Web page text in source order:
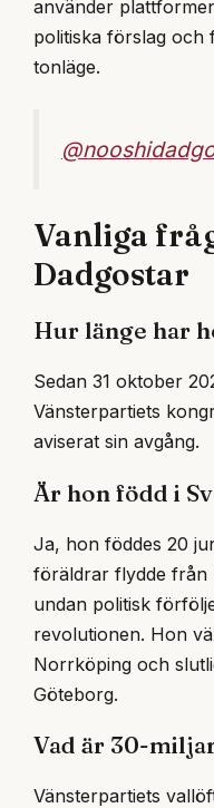
använder
politiska förslag och
tonläge.
Vanliga
Dadgostar
Hur länge har
Sedan 31 oktober
Vänsterpartiets
aviserat sin avgång.
Är hon född i
Ja, hon föddes 20
föräldrar flydde från
undan politisk
revolutionen. Hon
Norrköping och
Göteborg.
Vad är 30-
Vänsterpartiets